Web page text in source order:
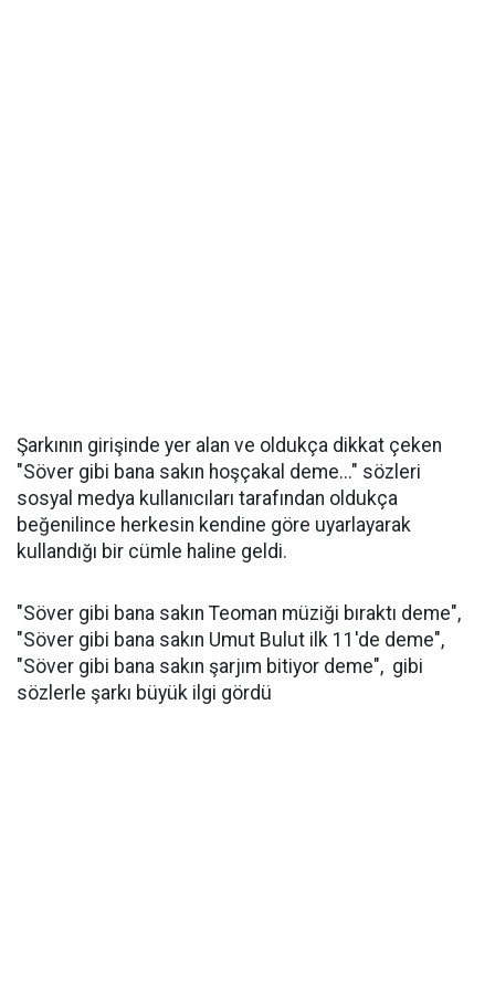
Şarkının girişinde yer alan ve oldukça dikkat çeken
"Söver gibi bana sakın hoşçakal deme..." sözleri
sosyal medya kullanıcıları tarafından oldukça
beğenilince herkesin kendine göre uyarlayarak
kullandığı bir cümle haline geldi.
"Söver gibi bana sakın Teoman müziği bıraktı deme",
"Söver gibi bana sakın Umut Bulut ilk 11'de deme",
"Söver gibi bana sakın şarjım bitiyor deme", gibi
sözlerle şarkı büyük ilgi gördü